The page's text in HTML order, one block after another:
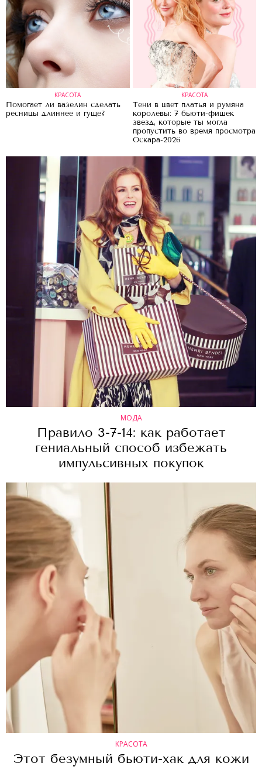
КРАСОТА
Помогает ли вазелин сделать
ресницы длиннее и гуще?
КРАСОТА
Тени в цвет платья и румяна
королевы: 7 бьюти-фишек
звезд, которые ты могла
пропустить во время просмотра
Оскара-2026
МОДА
Правило 3-7-14: как работает
гениальный способ избежать
импульсивных покупок
КРАСОТА
Этот безумный бьюти-хак для кожи